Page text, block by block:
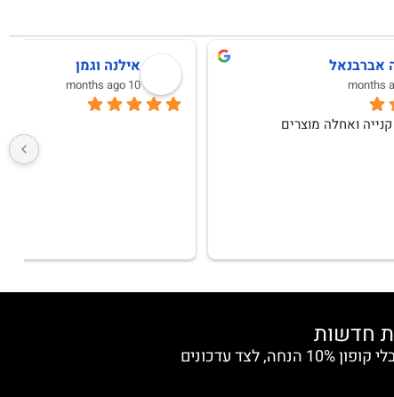
שירות מעולה, בגדים באיכות מצויינת ! מאד
לימור אפרת
שרות מדהים ,תודה
הצטרפי למועדון החברות וקבלי קופון 10% הנחה, לצד עדכונים